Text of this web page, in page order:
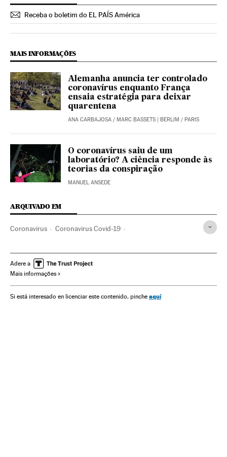
Receba o boletim do EL PAÍS América
MAIS INFORMAÇÕES
Alemanha anuncia ter controlado
coronavírus enquanto França
ensaia estratégia para deixar
quarentena
ANA CARBAJOSA / MARC BASSETS | BERLIM / PARIS
O coronavírus saiu de um
laboratório? A ciência responde às
teorias da conspiração
MANUEL ANSEDE
ARQUIVADO EM
Coronavirus Coronavirus Covid-19
Doenças infecciosas Assistência sanitária
Adere a
Mais informações
Si está interesado en licenciar este contenido, pinche aquí